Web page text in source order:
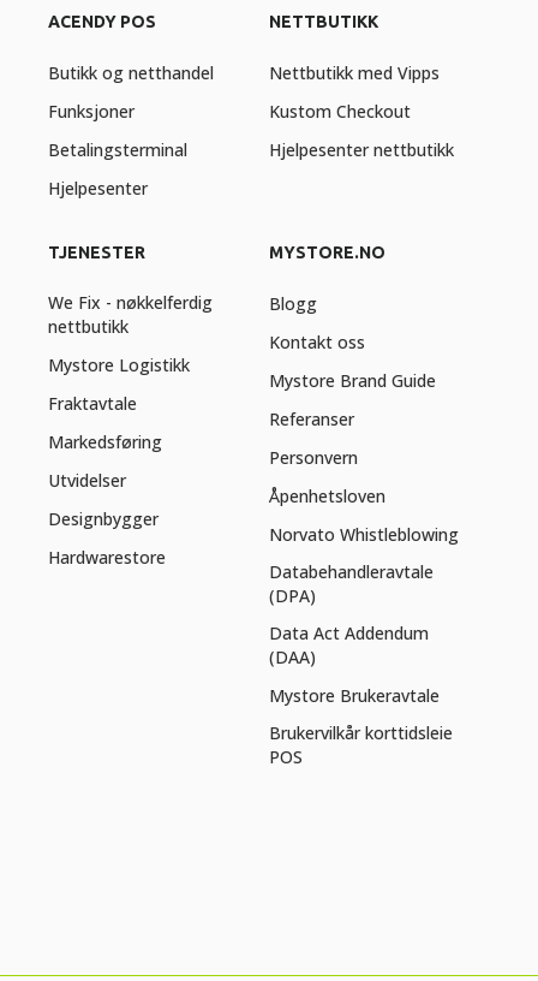
ACENDY POS
Butikk og netthandel
Funksjoner
Betalingsterminal
Hjelpesenter
NETTBUTIKK
Nettbutikk med Vipps
Kustom Checkout
Hjelpesenter nettbutikk
TJENESTER
We Fix - nøkkelferdig
nettbutikk
Mystore Logistikk
Fraktavtale
Markedsføring
Utvidelser
Designbygger
Hardwarestore
MYSTORE.NO
Blogg
Kontakt oss
Mystore Brand Guide
Referanser
Personvern
Åpenhetsloven
Norvato Whistleblowing
Databehandleravtale
(DPA)
Data Act Addendum
(DAA)
Mystore Brukeravtale
Brukervilkår korttidsleie
POS